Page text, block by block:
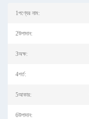
1পণ্যের নাম:
2উপাদান:
3অক্ষ:
4শর্ত:
5আকার:
6উপাদান: